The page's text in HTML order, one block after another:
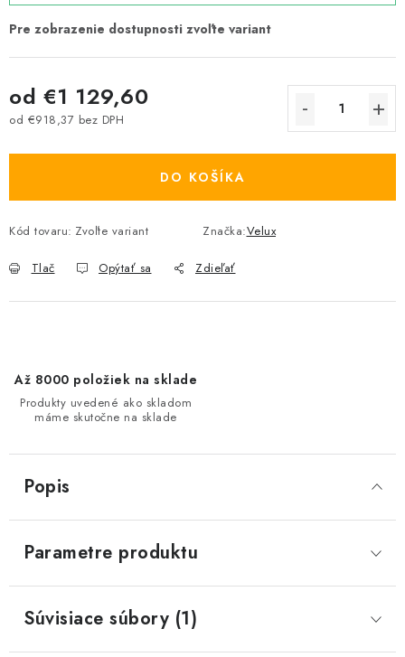
od €1 129,60
od €918,37 bez DPH
DO KOŠÍKA
Kód tovaru: Zvoľte variant Značka:Velux
Tlač Opýtať sa Zdieľať
Až 8000 položiek na sklade
Produkty uvedené ako skladom
máme skutočne na sklade
Popis
Parametre produktu
Súvisiace súbory (1)